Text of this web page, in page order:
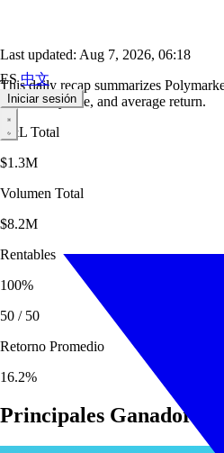
ES中文
Iniciar sesión
Last updated: Aug 7, 2026, 06:18
This daily recap summarizes
profitability rate, and average return.
P&L Total
$1.3M
Volumen Total
$8.2M
Rentables
100%
50 / 50
Retorno Promedio
16.2%
Principales Ganadores